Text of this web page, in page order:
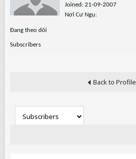
Joined: 21-09-2007
Nơi Cư Ngụ:
Ðang theo dõi
Subscribers
Back to Profile